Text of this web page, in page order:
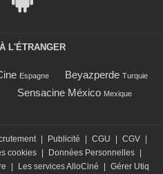
L'ÉTRANGER
Espagne Beyazperde Turquie
Sensacine México Mexique
| Publicité | CGU | CGV |
cookies | Données Personnelles |
| Les services AlloCiné | Gérer Utiq